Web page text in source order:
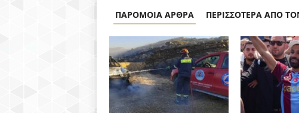
ΠΑΡΟΜΟΙΑ ΑΡΘΡΑ ΠΕΡΙΣΣΟΤΕΡΑ ΑΠΟ